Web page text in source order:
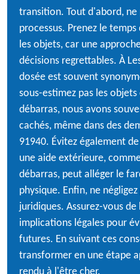
transition. Tout d'abord, ne
processus. Prenez le
les objets, car une
décisions regrettables. À
dosée est souvent
sous-estimez pas les
débarras, nous avons
cachés, même dans des
91940. Évitez également
une aide extérieure,
débarras, peut alléger le
physique. Enfin, ne
juridiques. Assurez-vous
implications légales pour
futures. En suivant ces
transformer en une étape